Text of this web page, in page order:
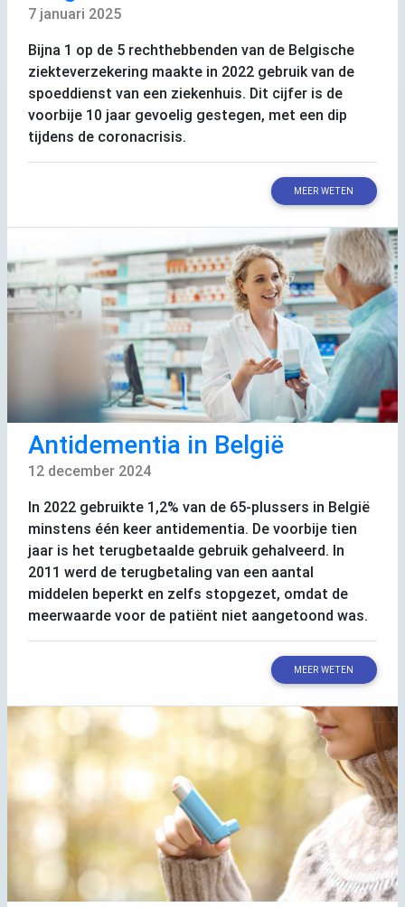
7 januari 2025
Bijna 1 op de 5 rechthebbenden van de Belgische
ziekteverzekering maakte in 2022 gebruik van de
spoeddienst van een ziekenhuis. Dit cijfer is de
voorbije 10 jaar gevoelig gestegen, met een dip
tijdens de coronacrisis.
MEER WETEN
Antidementia in België
12 december 2024
In 2022 gebruikte 1,2% van de 65-plussers in België
minstens één keer antidementia. De voorbije tien
jaar is het terugbetaalde gebruik gehalveerd. In
2011 werd de terugbetaling van een aantal
middelen beperkt en zelfs stopgezet, omdat de
meerwaarde voor de patiënt niet aangetoond was.
MEER WETEN